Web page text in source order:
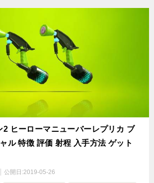
2 ヒーローマニューバーレプリカ ブ
ル 特徴 評価 射程 入手方法 ゲット
公開日:2019-05-26